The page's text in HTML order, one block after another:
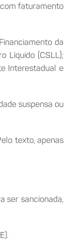
faturamento
da
Líquido (CSLL);
Interestadual e
suspensa ou
texto, apenas
ser sancionada,